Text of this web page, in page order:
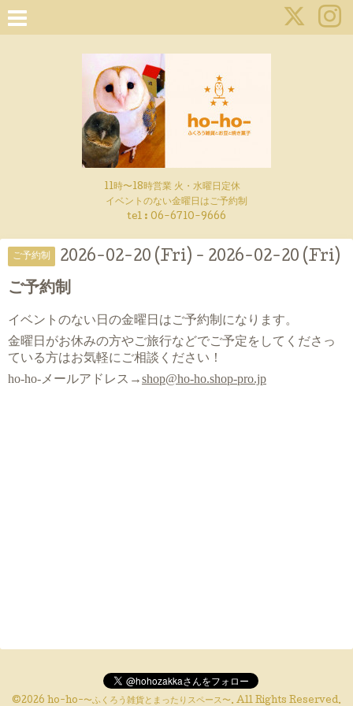
11時〜18時営業 火・水曜日定休
イベントのない金曜日はご予約制
tel : 06-6710-9666
ご予約制 2026-02-20 (Fri) - 2026-02-20 (Fri)
ご予約制
イベントのない日の金曜日はご予約制になります。
金曜日がお休みの方やご旅行などでご予定をしてくださっ
ている方はお気軽にご相談ください！
ho-ho-メールアドレス→shop@ho-ho.shop-pro.jp
©2026 ho-ho-〜ふくろう雑貨とまったりスペース〜. All Rights Reserved.